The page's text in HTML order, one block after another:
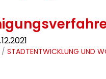
/ STADTENTWICKLUNG UND